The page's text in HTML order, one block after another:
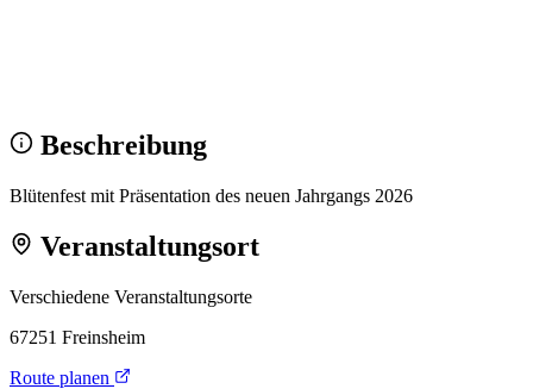
Beschreibung
Blütenfest mit Präsentation des neuen Jahrgangs 2026
Veranstaltungsort
Verschiedene Veranstaltungsorte
67251 Freinsheim
Route planen